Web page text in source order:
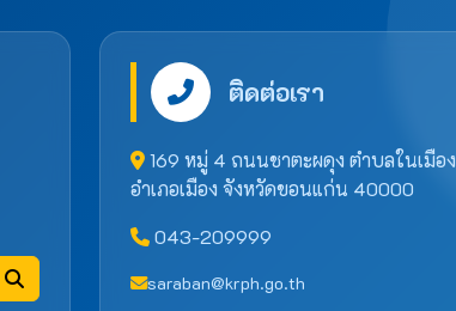
ติดต่อเรา
169 หมู่ 4 ถนนชาตะผดุง ตำบลในเมือง
อำเภอเมือง จังหวัดขอนแก่น 40000
043-209999
saraban@krph.go.th